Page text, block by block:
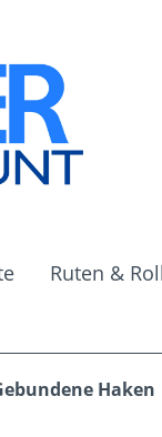
Ruten &
Haken